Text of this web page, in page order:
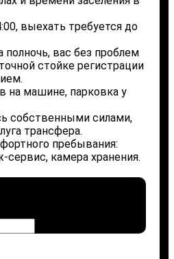
выехать требуется до
полночь, вас без проблем
стойке регистрации
на машине, парковка у
собственными силами,
трансфера.
пребывания:
сервис, камера хранения.